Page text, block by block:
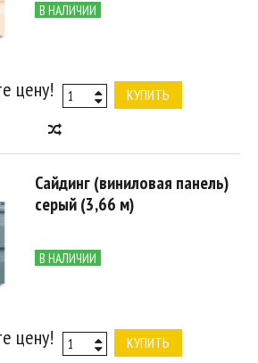
В НАЛИЧИИ
цену! КУПИТЬ
Сайдинг (виниловая панель)
серый (3,66 м)
В НАЛИЧИИ
цену! КУПИТЬ